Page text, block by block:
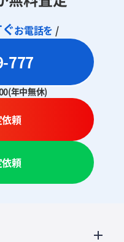
お電話を /
777
年中無休)
頼
頼